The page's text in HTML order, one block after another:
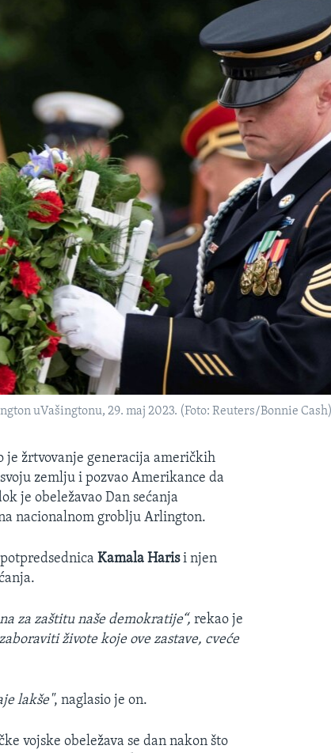
uVašingtonu, 29. maj 2023. (Foto: Reuters/Bonnie Cash)
je žrtvovanje generacija američkih
zemlju i pozvao Amerikance da
je obeležavao Dan sećanja
nacionalnom groblju Arlington.
Kamala Harisi njen
za zaštitu naše demokratije“, rekao je
živote koje ove zastave, cveće
lakše", naglasio je on.
vojske obeležava se dan nakon što